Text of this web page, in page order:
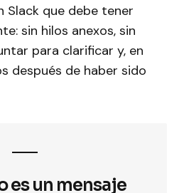
Slack que debe tener
sin hilos anexos, sin
para clarificar y, en
después de haber sido
es un mensaje